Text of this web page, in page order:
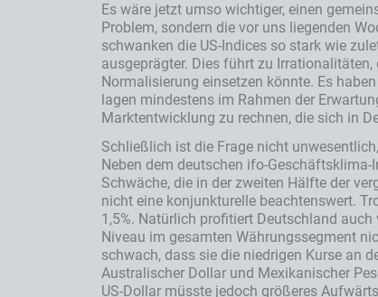
Es wäre jetzt umso wichtiger, einen
Problem, sondern die vor uns liegenden
schwanken die US-Indices so stark wie
ausgeprägter. Dies führt zu
Normalisierung einsetzen könnte. Es
lagen mindestens im Rahmen der
Marktentwicklung zu rechnen, die sich in
Schließlich ist die Frage nicht
Neben dem deutschen ifo-
Schwäche, die in der zweiten Hälfte der
nicht eine konjunkturelle beachtenswert.
1,5%. Natürlich profitiert Deutschland
Niveau im gesamten Währungssegment
schwach, dass sie die niedrigen Kurse an
Australischer Dollar und Mexikanischer
US-Dollar müsste jedoch größeres